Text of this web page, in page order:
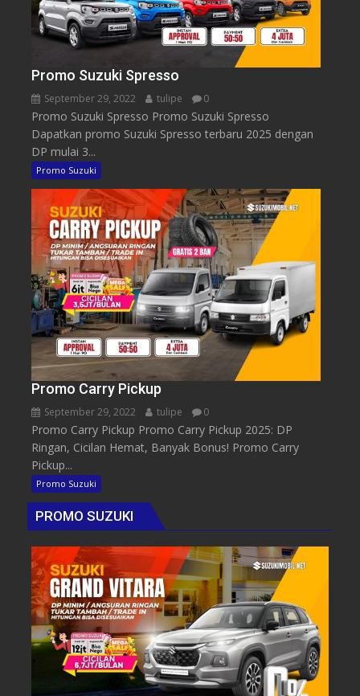
Promo Suzuki Spresso
September 29, 2022 tulipe 0
Promo Suzuki Spresso Promo Suzuki Spresso
Dapatkan promo Suzuki Spresso terbaru 2025 dengan
DP mulai 3...
Promo Suzuki
Promo Carry Pickup
September 29, 2022 tulipe 0
Promo Carry Pickup Promo Carry Pickup 2025: DP
Ringan, Cicilan Hemat, Banyak Bonus! Promo Carry
Pickup...
Promo Suzuki
PROMO SUZUKI